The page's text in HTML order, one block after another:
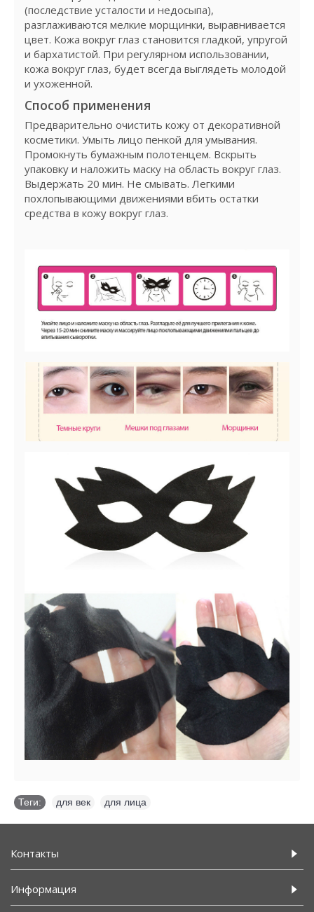
(последствие усталости и недосыпа),
разглаживаются мелкие морщинки, выравнивается
цвет. Кожа вокруг глаз становится гладкой, упругой
и бархатистой. При регулярном использовании,
кожа вокруг глаз, будет всегда выглядеть молодой
и ухоженной.
Способ применения
Предварительно очистить кожу от декоративной
косметики. Умыть лицо пенкой для умывания.
Промокнуть бумажным полотенцем. Вскрыть
упаковку и наложить маску на область вокруг глаз.
Выдержать 20 мин. Не смывать. Легкими
похлопывающими движениями вбить остатки
средства в кожу вокруг глаз.
Теги: для век для лица
Контакты
Информация